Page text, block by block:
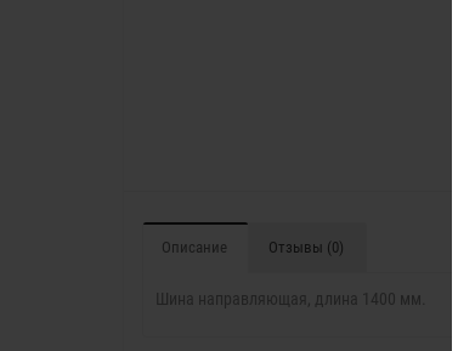
Описание Отзывы (0)
Шина направляющая, длина 1400 мм.